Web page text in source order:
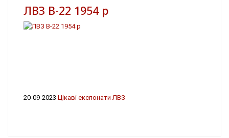
ЛВЗ В-22 1954 р
20-09-2023 Цікаві експонати ЛВЗ